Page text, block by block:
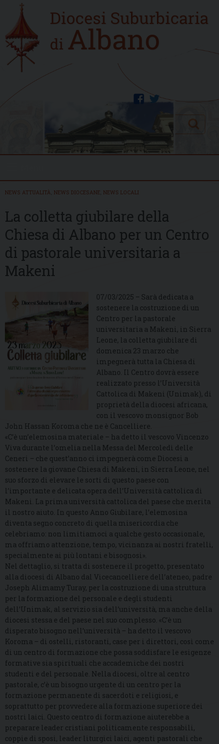
content
Home
new
twitter
facebook
Search
NEWS ATTUALITÀ NEWS DIOCESANE NEWS LOCALI
La colletta giubilare della
Chiesa di Albano per un Centro
di pastorale universitaria a
Makeni
07/03/2025 – Sarà dedicata a
sostenere la costruzione di un
Centro per la pastorale
universitaria a Makeni, in Sierra
Leone, la colletta giubilare di
domenica 23 marzo che
impegnerà tutta la Chiesa di
Albano. Il Centro dovrà essere
realizzato presso l’Università
Cattolica di Makeni (Unimak), di
proprietà della diocesi africana,
con il vescovo monsignor Bob
John Hassan Koroma che ne è Cancelliere.
«C’è un’elemosina materiale – ha detto il vescovo Vincenzo
Viva durante l’omelia nella Messa del Mercoledì delle
Ceneri – che quest’anno ci impegnerà come Diocesi a
sostenere la giovane Chiesa di Makeni, in Sierra Leone, nel
suo sforzo di elevare le sorti di questo paese con
l’importante e delicata opera dell’Università cattolica di
Makeni. La prima università cattolica del paese che merita
il nostro aiuto. In questo Anno Giubilare, l’elemosina
diventa segno concreto di quella misericordia che
celebriamo: non limitiamoci a qualche gesto occasionale,
ma offriamo attenzione, tempo, vicinanza ai nostri fratelli,
specialmente ai più lontani e bisognosi».
Nel dettaglio, si tratta di sostenere il progetto, presentato
alla diocesi di Albano dal Vicecancelliere dell’ateneo, padre
Joseph Alimamy Turay, per la costruzione di una struttura
per la formazione del personale e degli studenti
dell’Unimak, al servizio sia dell’università, ma anche della
diocesi stessa e del paese nel suo complesso. «C’è un
disperato bisogno nell’università – ha detto il vescovo
Koroma – di ostelli, ristoranti, case per i direttori, così come
di un centro di formazione che possa soddisfare le esigenze
formative sia spirituali che accademiche dei nostri
studenti e del personale. Nella diocesi, oltre al centro
pastorale, c’è un bisogno urgente di un centro per la
formazione permanente di sacerdoti e religiosi, e
soprattutto per provvedere alla formazione superiore dei
nostri laici. Questo centro di formazione aiuterebbe a
preparare leader cristiani politicamente responsabili,
coppie di sposi, leader liturgici laici, agenti pastorali che